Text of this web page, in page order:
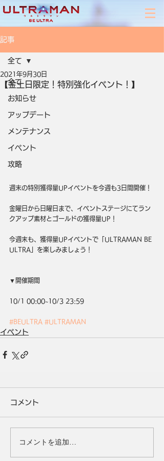
記事
全て
お知らせ
アップデート
メンテナンス
イベント
攻略
全て
【金土日限定！特別強化イベント！】
2021年9月30日
週末の特別獲得量UPイベントを今週も3日間開催！
金曜日から日曜日まで、イベントステージにてラン
クアップ素材とゴールドの獲得量UP！
今週末も、獲得量UPイベントで「ULTRAMAN BE
ULTRA」を楽しみましょう！
▼開催期間
10/1 00:00~10/3 23:59
#BEULTRA #ULTRAMAN
イベント
コメント
コメントを追加…